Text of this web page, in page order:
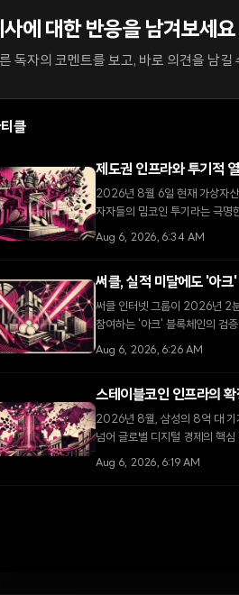
사에 대한 반응을 남겨보세요
독자의 코멘트를 보고, 바로 의견을 남길
클
제도권 인프라와 투기적
2026년 8월 6일 현재 가상자산
자자들의 밈코인 투기라는 극명
Aug 6, 2026, 6:34 AM
써클, 실적 미달에도 '아
써클 인터넷 그룹이 2026년 2
참여하는 '아크' 블록체인의 검
Aug 6, 2026, 6:26 AM
스테이블코인 인프라의
2026년 8월, 삼성의 8억 대 기
넘어 글로벌 디지털 경제의 핵
Aug 6, 2026, 6:19 AM